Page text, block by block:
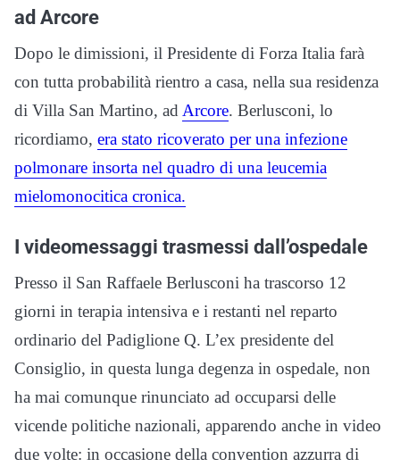
ad Arcore
Dopo le dimissioni, il Presidente di Forza Italia farà
con tutta probabilità rientro a casa, nella sua residenza
di Villa San Martino, ad Arcore. Berlusconi, lo
ricordiamo, era stato ricoverato per una infezione
polmonare insorta nel quadro di una leucemia
mielomonocitica cronica.
I videomessaggi trasmessi dall’ospedale
Presso il San Raffaele Berlusconi ha trascorso 12
giorni in terapia intensiva e i restanti nel reparto
ordinario del Padiglione Q. L’ex presidente del
Consiglio, in questa lunga degenza in ospedale, non
ha mai comunque rinunciato ad occuparsi delle
vicende politiche nazionali, apparendo anche in video
due volte: in occasione della convention azzurra di